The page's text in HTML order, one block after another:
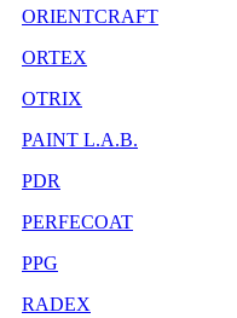
ORIENTCRAFT
ORTEX
OTRIX
PAINT L.A.B.
PDR
PERFECOAT
PPG
RADEX